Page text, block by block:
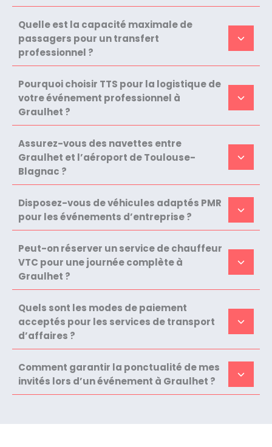
Quelle est la capacité maximale de
passagers pour un transfert
professionnel ?
Pourquoi choisir TTS pour la logistique de
votre événement professionnel à
Graulhet ?
Assurez-vous des navettes entre
Graulhet et l’aéroport de Toulouse-
Blagnac ?
Disposez-vous de véhicules adaptés PMR
pour les événements d’entreprise ?
Peut-on réserver un service de chauffeur
VTC pour une journée complète à
Graulhet ?
Quels sont les modes de paiement
acceptés pour les services de transport
d’affaires ?
Comment garantir la ponctualité de mes
invités lors d’un événement à Graulhet ?